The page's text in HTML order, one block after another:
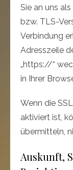
Sie an uns
bzw. TLS-
Verbindung
Adresszeile
„https://“
in Ihrer
Wenn die
aktiviert ist,
übermitteln,
Auskunft,